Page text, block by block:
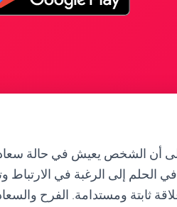
أن الشخص يعيش في حالة
في الحلم إلى الرغبة في
ثابتة ومستدامة. الفرح